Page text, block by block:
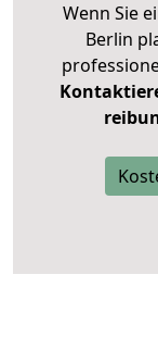
Wenn Sie
Berlin